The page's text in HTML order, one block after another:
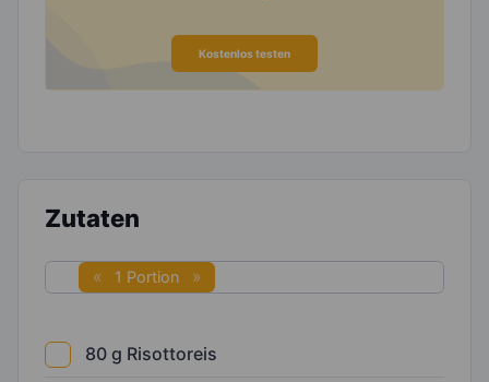
Kostenlos testen
Zutaten
1 Portion
80 g Risottoreis